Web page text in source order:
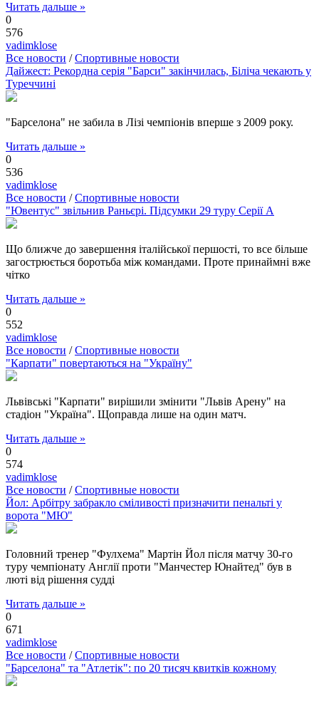
Читать дальше »
0
576
vadimklose
Все новости /Спортивные новости
Дайжест: Рекордна серія "Барси" закінчилась, Біліча чекають у
Туреччині
"Барселона" не забила в Лізі чемпіонів вперше з 2009 року.
Читать дальше »
0
536
vadimklose
Все новости /Спортивные новости
"Ювентус" звільнив Раньєрі. Підсумки 29 туру Серії А
Що ближче до завершення італійської першості, то все більше
загострюється боротьба між командами. Проте принаймні вже
чітко
Читать дальше »
0
552
vadimklose
Все новости /Спортивные новости
"Карпати" повертаються на "Україну"
Львівські "Карпати" вирішили змінити "Львів Арену" на
стадіон "Україна". Щоправда лише на один матч.
Читать дальше »
0
574
vadimklose
Все новости /Спортивные новости
Йол: Арбітру забракло сміливості призначити пенальті у
ворота "МЮ"
Головний тренер "Фулхема" Мартін Йол після матчу 30-го
туру чемпіонату Англії проти "Манчестер Юнайтед" був в
люті від рішення судді
Читать дальше »
0
671
vadimklose
Все новости /Спортивные новости
"Барселона" та "Атлетік": по 20 тисяч квитків кожному